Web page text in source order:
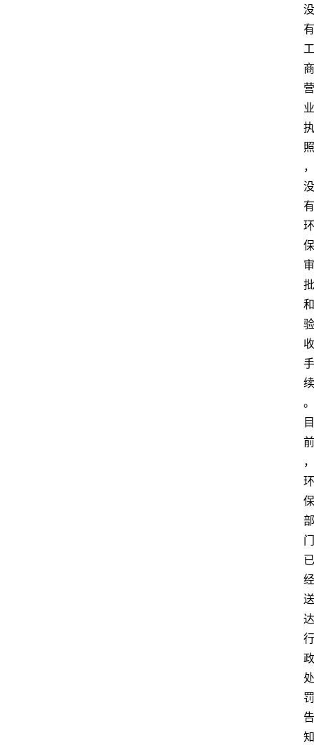
没
有
工
商
营
业
执
照
，
没
有
环
保
审
批
和
验
收
手
续
。
目
前
，
环
保
部
门
已
经
送
达
行
政
处
罚
告
知